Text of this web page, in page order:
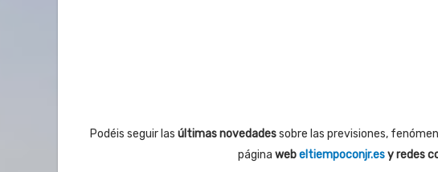
Podéis seguir lasúltimas novedadessobre las previsiones,
página webeltiempoconjr.esy redes